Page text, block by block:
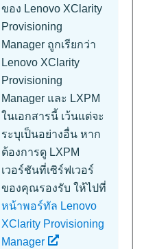
ของ Lenovo XClarity
Provisioning
Manager ถูกเรียกว่า
Lenovo XClarity
Provisioning
Manager และ LXPM
ในเอกสารนี้ เว้นแต่จะ
ระบุเป็นอย่างอื่น หาก
ต้องการดู LXPM
เวอร์ชันที่เซิร์ฟเวอร์
ของคุณรองรับ ให้ไปที่
หน้าพอร์ทัล Lenovo
XClarity Provisioning
Manager